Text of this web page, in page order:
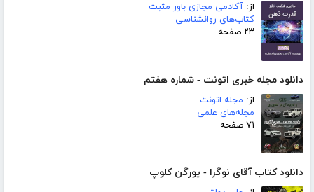
از: آکادمی مجازی باور مثبت
کتاب‌های روانشناسی
۲۳ صفحه
دانلود مجله خبری اتونت - شماره هفتم
از: مجله اتونت
مجله‌های علمی
۷۱ صفحه
دانلود کتاب آقای نوگرا - یورگن کلوپ